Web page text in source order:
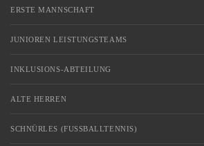
ERSTE MANNSCHAFT
JUNIOREN LEISTUNGSTEAMS
INKLUSIONS-ABTEILUNG
ALTE HERREN
SCHNÜRLES (FUSSBALLTENNIS)